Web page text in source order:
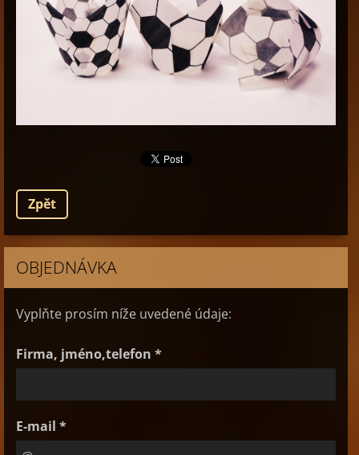
Zpět
OBJEDNÁVKA
Vyplňte prosím níže uvedené údaje:
Firma, jméno,telefon *
E-mail *